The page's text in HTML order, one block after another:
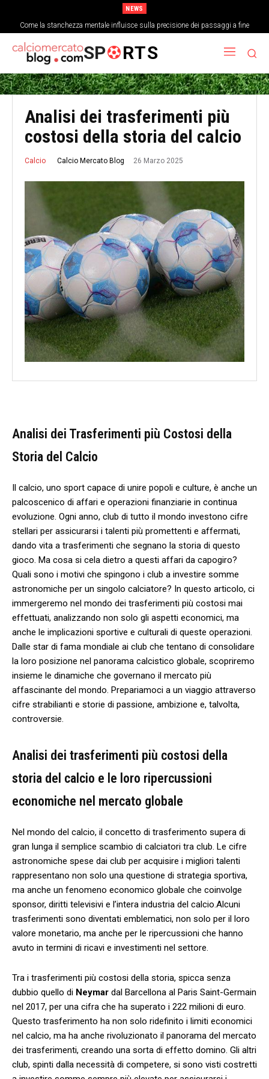
NEWS
Come la stanchezza mentale influisce sulla precisione dei passaggi a fine
partita
SP RTS
Analisi dei trasferimenti più
costosi della storia del calcio
Calcio Calcio Mercato Blog 26 Marzo 2025
Analisi dei Trasferimenti più⁤ Costosi della
Storia del Calcio
Il calcio, uno sport capace di unire popoli e culture, ​è anche un
palcoscenico di affari e operazioni finanziarie in continua
evoluzione. Ogni anno, club di ⁢tutto il mondo investono cifre⁢
stellari ⁢per assicurarsi i talenti più promettenti e affermati,
dando vita a trasferimenti che segnano la storia di questo
gioco. Ma cosa si cela dietro a questi affari ​da capogiro?
Quali‌ sono ‍i motivi⁤ che spingono i club a investire somme‌
astronomiche per un singolo calciatore? In questo articolo, ci
⁤immergeremo nel mondo dei ‍trasferimenti più costosi mai
effettuati, analizzando non solo gli aspetti ​economici, ma
anche le implicazioni sportive e culturali di queste operazioni.
Dalle star di fama mondiale ai⁤ club ⁢che tentano di consolidare
la​ loro posizione ⁣nel panorama calcistico globale, scopriremo
insieme le dinamiche che governano il mercato più
affascinante ‍del mondo. Prepariamoci a‌ un viaggio attraverso
cifre strabilianti e ⁤storie di passione,⁤ ambizione e, talvolta,
controversie.
Analisi dei trasferimenti più costosi della
storia del calcio e le loro ripercussioni
economiche‌ nel mercato globale
Nel mondo del calcio, il concetto di⁤ trasferimento supera di
⁣gran lunga ⁢il semplice ⁢scambio di calciatori tra club. ⁢Le cifre
astronomiche spese dai club per acquisire ​i migliori talenti
‍rappresentano non solo una questione di strategia⁣ sportiva, ​
ma anche‌ un fenomeno economico globale che coinvolge
sponsor, diritti televisivi e l’intera industria del calcio.Alcuni
trasferimenti sono diventati emblematici, non solo per​ il loro
valore monetario,⁣ ma anche per le ripercussioni che hanno
avuto in termini di ricavi e investimenti nel settore.
Tra i trasferimenti più costosi della⁣ storia, spicca ⁢senza
dubbio quello di Neymar dal Barcellona al Paris ⁣Saint-Germain
nel 2017, per una cifra che ha superato i 222 milioni di ⁢euro.
Questo⁣ trasferimento​ ha non solo ridefinito i ⁢limiti economici
nel calcio, ma ha anche rivoluzionato ⁣il panorama del mercato‌
dei trasferimenti, creando una sorta di effetto domino. Gli altri
club, spinti ⁢dalla necessità di competere, si sono visti ⁢costretti